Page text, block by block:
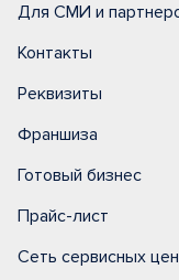
Для СМИ и
Контакты
Реквизиты
Франшиза
Готовый бизнес
Прайс-лист
Сеть сервисных